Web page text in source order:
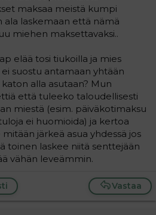
maksaa meistä kumpi
ala laskemaan että nämä
miehen maksettavaksi..
elää tosi tiukoilla ja mies
suostu antamaan yhtään
alla asutaan? Mun
että tuleeko taloudellisesti
miestä (esim. päiväkotimaksu
ei huomioida) ja kertoa
järkeä asua yhdessä jos
toinen laskee niitä senttejään
vähän leveämmin.
Vastaa